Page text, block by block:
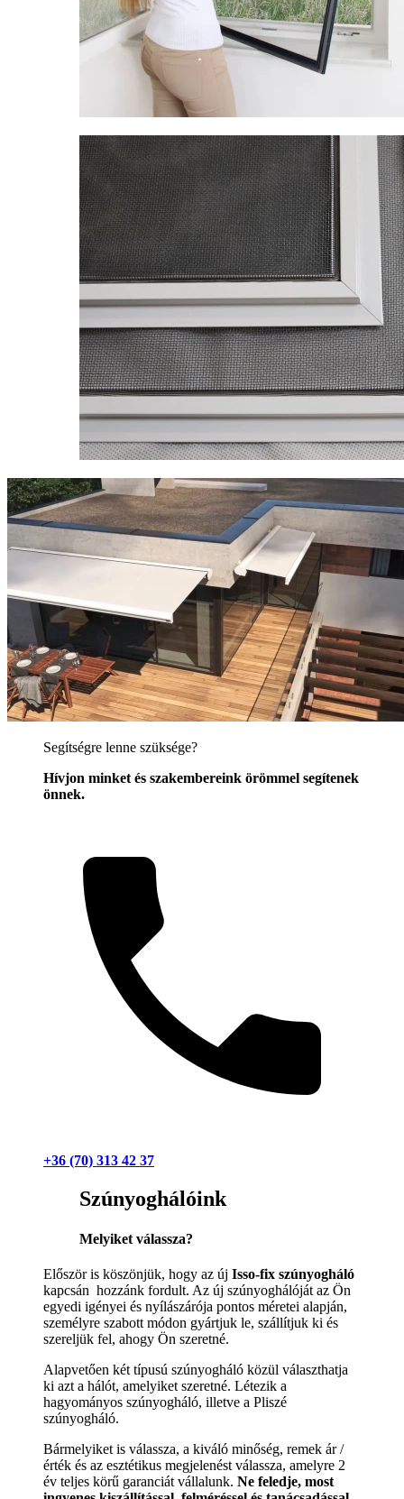
Segítségre lenne szüksége?
Hívjon minket és szakembereink örömmel segítenek
önnek.
+36 (70) 313 42 37
Szúnyoghálóink
Melyiket válassza?
Először is köszönjük, hogy az új Isso-fix szúnyogháló
kapcsán hozzánk fordult. Az új szúnyoghálóját az Ön
egyedi igényei és nyílászárója pontos méretei alapján,
személyre szabott módon gyártjuk le, szállítjuk ki és
szereljük fel, ahogy Ön szeretné.
Alapvetően két típusú szúnyogháló közül választhatja
ki azt a hálót, amelyiket szeretné. Létezik a
hagyományos szúnyogháló, illetve a Pliszé
szúnyogháló.
Bármelyiket is válassza, a kiváló minőség, remek ár /
érték és az esztétikus megjelenést válassza, amelyre 2
év teljes körű garanciát vállalunk. Ne feledje, most